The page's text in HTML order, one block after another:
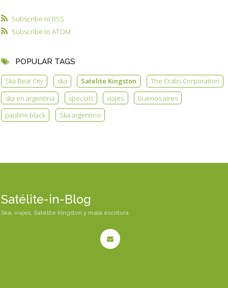
Subscribe to RSS
Subscribe to ATOM
POPULAR TAGS
Ska Beat City ska Satelite Kingston
The Crabs Corporation
ska en argentina
specials viajes
buenos aires
pauline black
Ska argentino
Satélite-in-Blog
Ska, viajes, Satélite Kingston y mala escritura